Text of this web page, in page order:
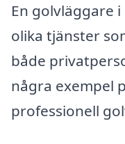
En golvläggare
olika tjänster
både
några exempel
professionell